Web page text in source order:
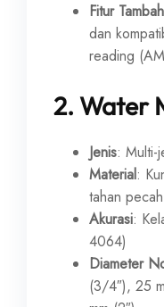
Fitur
dan
reading
2. Water
Jenis: Multi-
Material:
tahan pecah
Akurasi:
4064)
Diameter
(3/4″), 25